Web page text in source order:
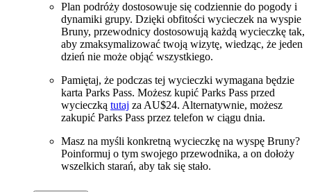
Plan podróży dostosowuje się codziennie do pogody i
dynamiki grupy. Dzięki obfitości wycieczek na wyspie
Bruny, przewodnicy dostosowują każdą wycieczkę tak,
aby zmaksymalizować twoją wizytę, wiedząc, że jeden
dzień nie może objąć wszystkiego.
Pamiętaj, że podczas tej wycieczki wymagana będzie
karta Parks Pass. Możesz kupić Parks Pass przed
wycieczką tutaj za AU$24. Alternatywnie, możesz
zakupić Parks Pass przez telefon w ciągu dnia.
Masz na myśli konkretną wycieczkę na wyspę Bruny?
Poinformuj o tym swojego przewodnika, a on dołoży
wszelkich starań, aby tak się stało.